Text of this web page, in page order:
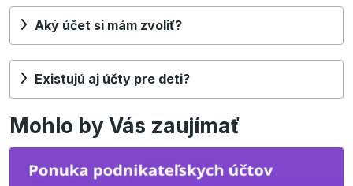
Aký účet si mám zvoliť?
Existujú aj účty pre deti?
Mohlo by Vás zaujímať